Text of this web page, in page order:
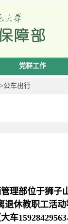
党群工作
公车出行
理部位于狮子
退休教职工活
车